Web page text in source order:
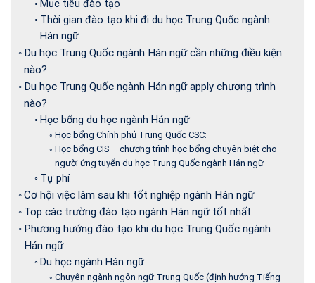
Mục tiêu đào tạo
Thời gian đào tạo khi đi du học Trung Quốc ngành
Hán ngữ
Du học Trung Quốc ngành Hán ngữ cần những điều kiện
nào?
Du học Trung Quốc ngành Hán ngữ apply chương trình
nào?
Học bổng du học ngành Hán ngữ
Học bổng Chính phủ Trung Quốc CSC:
Học bổng CIS – chương trình học bổng chuyên biệt cho
người ứng tuyển du học Trung Quốc ngành Hán ngữ
Tự phí
Cơ hội việc làm sau khi tốt nghiệp ngành Hán ngữ
Top các trường đào tạo ngành Hán ngữ tốt nhất.
Phương hướng đào tạo khi du học Trung Quốc ngành
Hán ngữ
Du học ngành Hán ngữ
Chuyên ngành ngôn ngữ Trung Quốc (định hướng Tiếng